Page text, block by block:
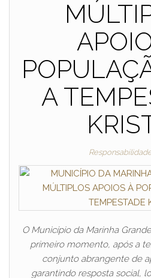
A
O Município da Marinha
primeiro momento, após a
conjunto abrangente de
garantindo resposta social,